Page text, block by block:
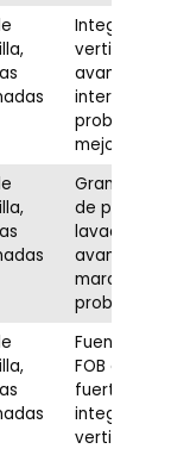
Integración
vertical
avanzado
interno
probado
mejores
Gran
de
lavado/
avanzado,
marcas
probadas
Fuente de
FOB
fuerte
integración
vertical,